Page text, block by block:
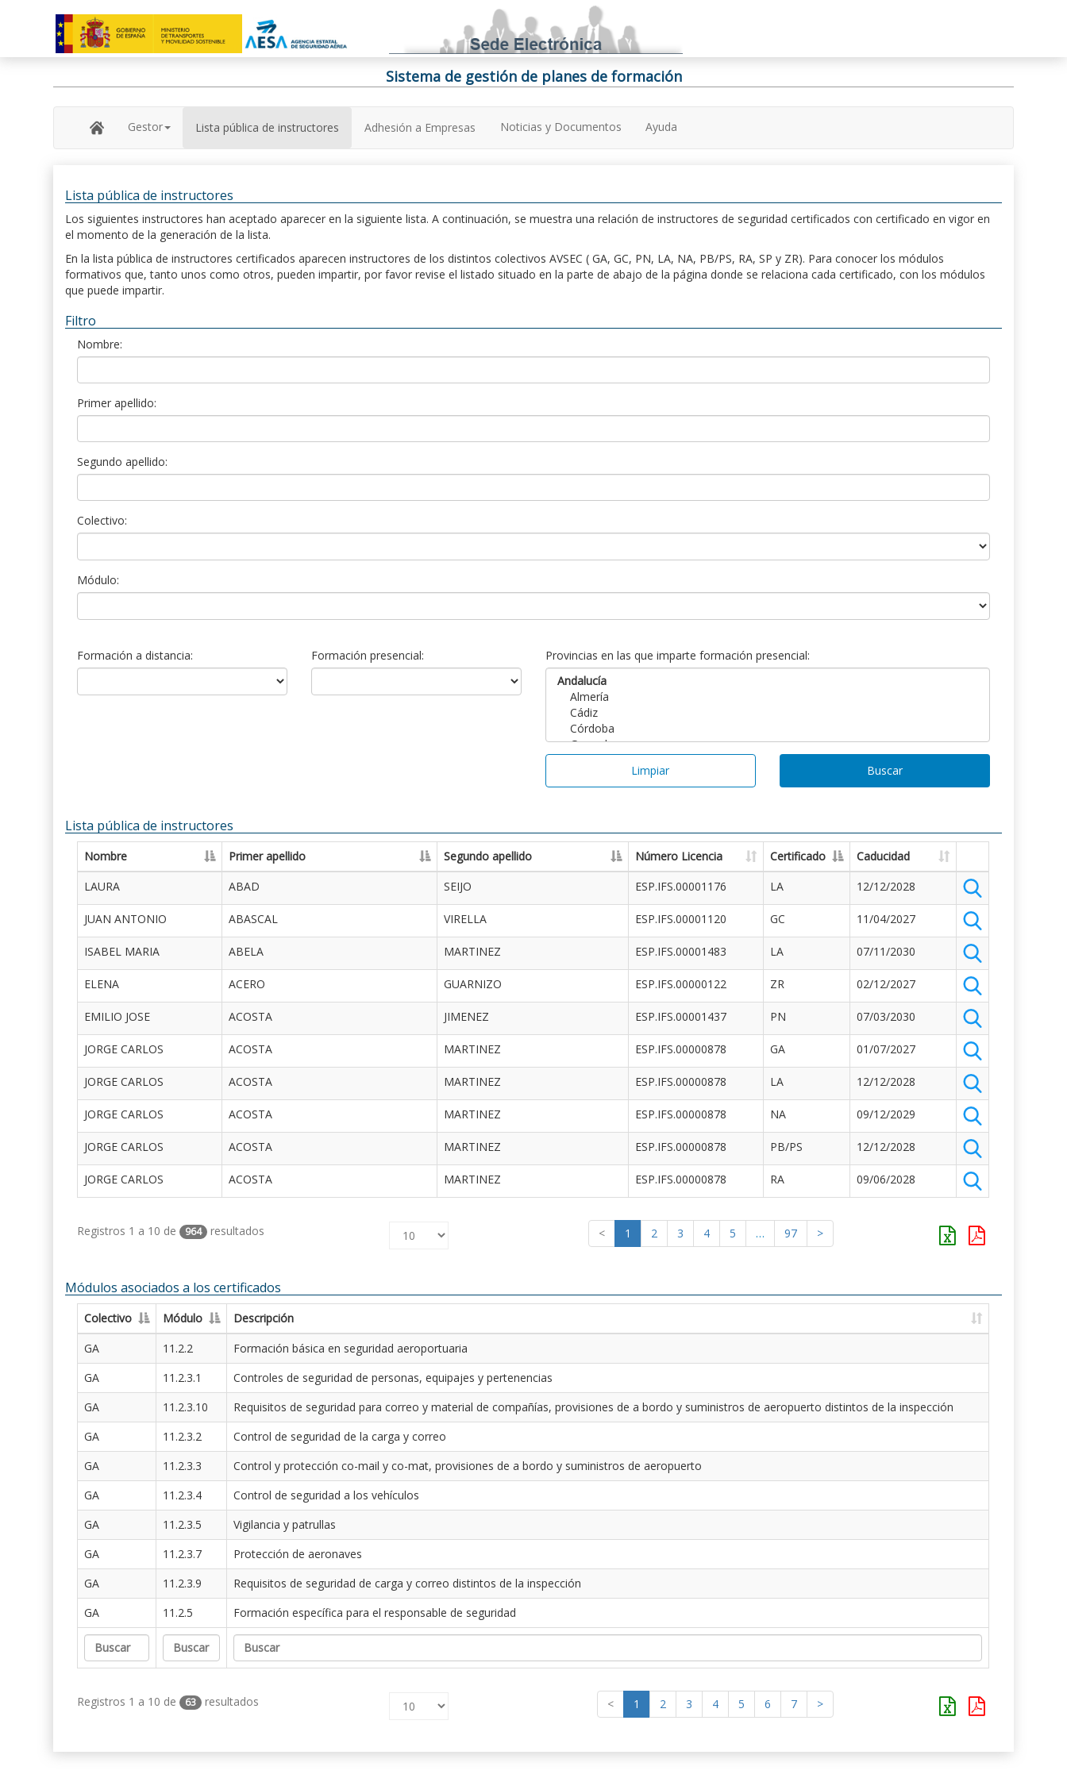
Sistema de gestión de planes de formación
Gestor Lista pública de instructores Adhesión a Empresas Noticias y Documentos Ayuda
Lista pública de instructores
Los siguientes instructores han aceptado aparecer en la siguiente lista. A continuación, se muestra una relación de instructores de seguridad certificados con certificado en vigor en
el momento de la generación de la lista.
En la lista pública de instructores certificados aparecen instructores de los distintos colectivos AVSEC ( GA, GC, PN, LA, NA, PB/PS, RA, SP y ZR). Para conocer los módulos
formativos que, tanto unos como otros, pueden impartir, por favor revise el listado situado en la parte de abajo de la página donde se relaciona cada certificado, con los módulos
que puede impartir.
Filtro
Nombre:
Primer apellido:
Segundo apellido:
Colectivo:
Módulo:
Formación a distancia: Formación presencial: Provincias en las que imparte formación presencial:
Limpiar Buscar
Lista pública de instructores
Nombre Primer apellido Segundo apellido Número Licencia Certificado
Caducidad
LAURA
ABAD SEIJO ESP.IFS.00001176 LA 12/12/2028
JUAN ANTONIO ABASCAL VIRELLA ESP.IFS.00001120 GC 11/04/2027
ISABEL MARIA ABELA MARTINEZ ESP.IFS.00001483 LA 07/11/2030
ELENA ACERO GUARNIZO ESP.IFS.00000122 ZR 02/12/2027
EMILIO JOSE ACOSTA JIMENEZ ESP.IFS.00001437 PN 07/03/2030
JORGE CARLOS ACOSTA MARTINEZ ESP.IFS.00000878 GA 01/07/2027
JORGE CARLOS ACOSTA MARTINEZ ESP.IFS.00000878 LA 12/12/2028
JORGE CARLOS ACOSTA MARTINEZ ESP.IFS.00000878 NA 09/12/2029
JORGE CARLOS ACOSTA MARTINEZ ESP.IFS.00000878 PB/PS 12/12/2028
JORGE CARLOS ACOSTA MARTINEZ ESP.IFS.00000878 RA 09/06/2028
Registros 1 a 10 de 964 resultados < 1 2 3 4 5 … 97 >
Módulos asociados a los certificados
Colectivo Módulo
Descripción
GA
11.2.2
Formación básica en seguridad aeroportuaria
GA
11.2.3.1
Controles de seguridad de personas, equipajes y pertenencias
GA
11.2.3.10
Requisitos de seguridad para correo y material de compañías, provisiones de a bordo y suministros de aeropuerto distintos de la inspección
GA
11.2.3.2
Control de seguridad de la carga y correo
GA
11.2.3.3
Control y protección co-mail y co-mat, provisiones de a bordo y suministros de aeropuerto
GA
11.2.3.4
Control de seguridad a los vehículos
GA
11.2.3.5
Vigilancia y patrullas
GA
11.2.3.7
Protección de aeronaves
GA
11.2.3.9
Requisitos de seguridad de carga y correo distintos de la inspección
GA
11.2.5 Formación específica para el responsable de seguridad
Registros 1 a 10 de 63 resultados < 1 2 3 4 5 6 7 >